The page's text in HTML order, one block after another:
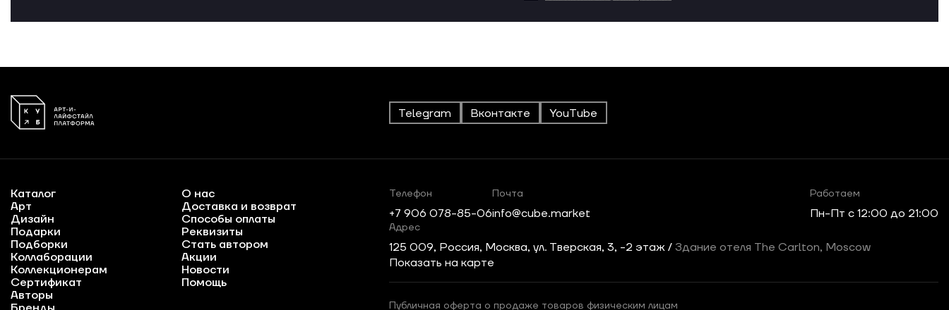
Telegram Вконтакте YouTube
Каталог
Арт
Дизайн
Подарки
Подборки
Коллаборации
Коллекционерам
Сертификат
Авторы
О нас
Доставка и возврат
Способы оплаты
Реквизиты
Стать автором
Акции
Новости
Помощь
Телефон
+7 906 078-85-06
Почта
info@cube.market
Работаем
Пн-Пт c 12:00 до 21:00
Адрес
125 009, Россия, Москва, ул. Тверская, 3, -2 этаж / Здание отеля The Carlton, Moscow
Показать на карте
Публичная оферта о продаже товаров физическим лицам